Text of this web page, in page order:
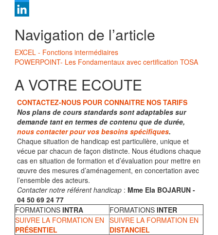
Twitter
Navigation de l’article
EXCEL - Fonctions intermédiaires
POWERPOINT- Les Fondamentaux avec certification TOSA
A VOTRE ECOUTE
CONTACTEZ-NOUS POUR CONNAITRE NOS TARIFS
Nos plans de cours standards sont adaptables sur
demande tant en termes de contenu que de durée,
nous contacter pour vos besoins spécifiques.
Chaque situation de handicap est particulière, unique et
vécue par chacun de façon distincte. Nous étudions chaque
cas en situation de formation et d’évaluation pour mettre en
œuvre des mesures d’aménagement, en concertation avec
l’ensemble des acteurs.
Contacter notre référent handicap : Mme Ela BOJARUN -
04 50 69 24 77
FORMATIONS INTRA FORMATIONS INTER
SUIVRE LA FORMATION EN
PRÉSENTIEL
SUIVRE LA FORMATION EN
DISTANCIEL